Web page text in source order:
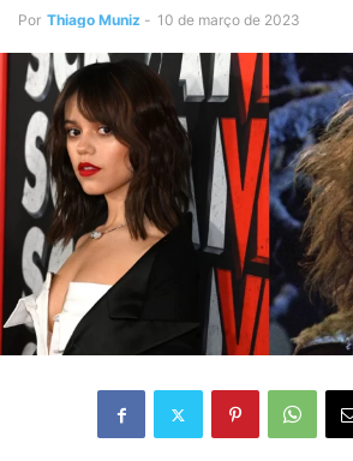
Por Thiago Muniz - 10 de março de 2023